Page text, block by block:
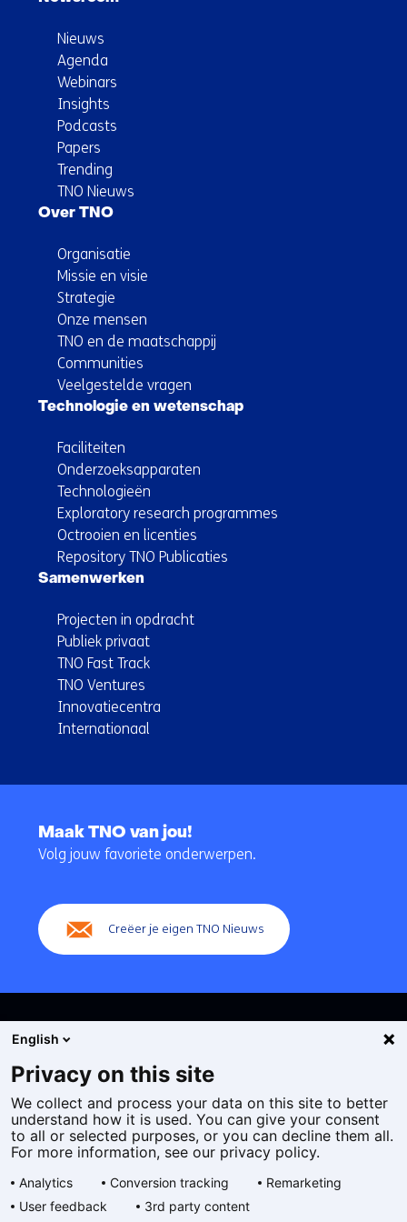
Nieuws
Agenda
Webinars
Insights
Podcasts
Papers
Trending
TNO Nieuws
Over TNO
Organisatie
Missie en visie
Strategie
Onze mensen
TNO en de maatschappij
Communities
Veelgestelde vragen
Technologie en wetenschap
Faciliteiten
Onderzoeksapparaten
Technologieën
Exploratory research programmes
Octrooien en licenties
Repository TNO Publicaties
Samenwerken
Projecten in opdracht
Publiek privaat
TNO Fast Track
TNO Ventures
Innovatiecentra
Internationaal
navigatie
Maak TNO van jou!
Volg jouw favoriete onderwerpen.
Creëer je eigen TNO Nieuws
Cookies
Privacy statement
Toegankelijkheid
Algemene voorwaarden
English
Privacy on this site
We collect and process your data on this site to better
understand how it is used. You can give your consent
to all or selected purposes, or you can decline them all.
For more information, see our privacy policy.
Analytics Conversion tracking
Remarketing
User feedback
3rd party content